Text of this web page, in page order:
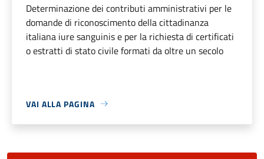
Determinazione dei contributi amministrativi per le
domande di riconoscimento della cittadinanza
italiana iure sanguinis e per la richiesta di certificati
o estratti di stato civile formati da oltre un secolo
VAI ALLA PAGINA